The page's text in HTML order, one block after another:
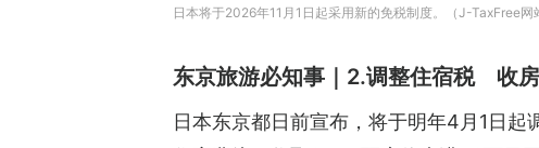
日本将于2026年11月1日起采用新的免税制度。（J-TaxFree网
东京旅游必知事｜2.调整住宿税 收
日本东京都日前宣布，将于明年4月1日